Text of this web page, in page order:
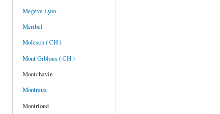
Megève Lyon
Meribel
Moleson ( CH )
Mont Gibloux ( CH )
Montchavin
Montreux
Montriond